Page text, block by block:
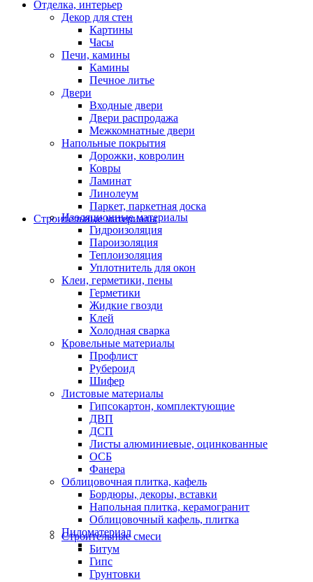
Отделка, интерьер
Декор для стен
Картины
Часы
Печи, камины
Камины
Печное литье
Двери
Входные двери
Двери распродажа
Межкомнатные двери
Напольные покрытия
Дорожки, ковролин
Ковры
Ламинат
Линолеум
Паркет, паркетная доска
Строительные материалы
Изоляционные материалы
Гидроизоляция
Пароизоляция
Теплоизоляция
Уплотнитель для окон
Клеи, герметики, пены
Герметики
Жидкие гвозди
Клей
Холодная сварка
Кровельные материалы
Профлист
Рубероид
Шифер
Листовые материалы
Гипсокартон, комплектующие
ДВП
ДСП
Листы алюминиевые, оцинкованные
ОСБ
Фанера
Облицовочная плитка, кафель
Бордюры, декоры, вставки
Напольная плитка, керамогранит
Облицовочный кафель, плитка
Пиломатериал
Строительные смеси
Битум
Гипс
Грунтовки